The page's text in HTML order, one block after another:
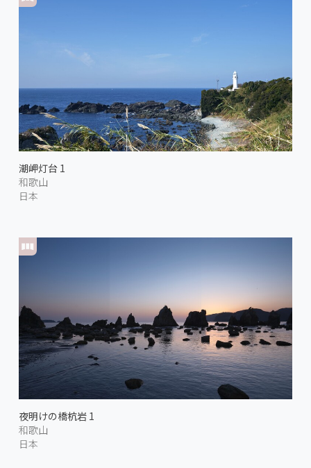
潮岬灯台 1
和歌山
日本
夜明けの橋杭岩 1
和歌山
日本